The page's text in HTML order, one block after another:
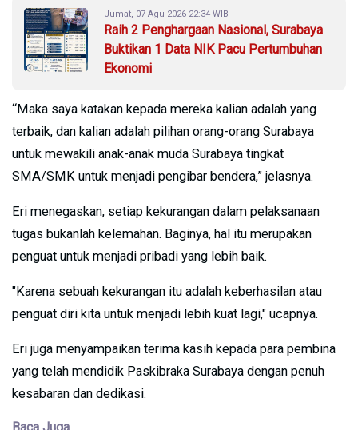
Jumat, 07 Agu 2026 22:34 WIB
Raih 2 Penghargaan Nasional, Surabaya
Buktikan 1 Data NIK Pacu Pertumbuhan
Ekonomi
“Maka saya katakan kepada mereka kalian adalah yang
terbaik, dan kalian adalah pilihan orang-orang Surabaya
untuk mewakili anak-anak muda Surabaya tingkat
SMA/SMK untuk menjadi pengibar bendera,” jelasnya.
Eri menegaskan, setiap kekurangan dalam pelaksanaan
tugas bukanlah kelemahan. Baginya, hal itu merupakan
penguat untuk menjadi pribadi yang lebih baik.
"Karena sebuah kekurangan itu adalah keberhasilan atau
penguat diri kita untuk menjadi lebih kuat lagi," ucapnya.
Eri juga menyampaikan terima kasih kepada para pembina
yang telah mendidik Paskibraka Surabaya dengan penuh
kesabaran dan dedikasi.